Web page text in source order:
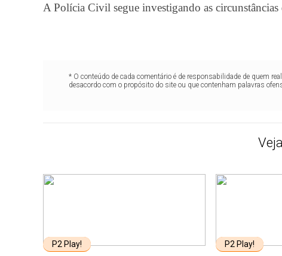
A Polícia Civil segue investigando as circunstâncias
* O conteúdo de cada comentário é de responsabilidade de quem
desacordo com o propósito do site ou que contenham palavras
P2 Play! P2 Play!